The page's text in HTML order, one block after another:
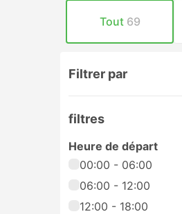
Tout 69
Filtrer par
filtres
Heure de départ
00:00 - 06:00
06:00 - 12:00
12:00 - 18:00